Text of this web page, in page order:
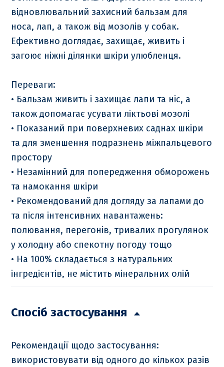
відновлювальний захисний бальзам для
носа, лап, а також від мозолів у собак.
Ефективно доглядає, захищає, живить і
загоює ніжні ділянки шкіри улюбленця.
Переваги:
• Бальзам живить і захищає лапи та ніс, а
також допомагає усувати ліктьові мозолі
• Показаний при поверхневих саднах шкіри
та для зменшення подразнень міжпальцевого
простору
• Незамінний для попередження обморожень
та намокання шкіри
• Рекомендований для догляду за лапами до
та після інтенсивних навантажень:
полювання, перегонів, тривалих прогулянок
у холодну або спекотну погоду тощо
• На 100% складається з натуральних
інгредієнтів, не містить мінеральних олій
Спосіб застосування
Рекомендації щодо застосування:
використовувати від одного до кількох разів